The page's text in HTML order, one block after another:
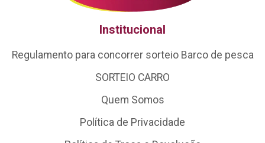
Institucional
Regulamento para concorrer sorteio Barco de pesca
SORTEIO CARRO
Quem Somos
Política de Privacidade